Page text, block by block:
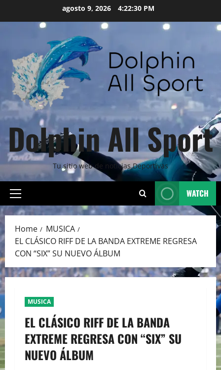
agosto 9, 2026 4:22:32 PM
Dolphin All Sport
Tu sitio web de noticias Deportivas
Primary
Menu
WATCH
Home
MUSICA
EL CLÁSICO RIFF DE LA BANDA EXTREME REGRESA
CON “SIX” SU NUEVO ÁLBUM
MUSICA
EL CLÁSICO RIFF DE LA BANDA
EXTREME REGRESA CON “SIX” SU
NUEVO ÁLBUM